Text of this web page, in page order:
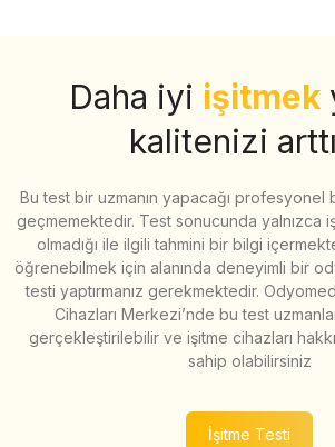
Daha iyi işitmek
kalitenizi
Bu test bir uzmanın yapacağı profesyonel
geçmemektedir. Test sonucunda yalnızca
olmadığı ile ilgili tahmini bir bilgi
öğrenebilmek için alanında deneyimli bir
testi yaptırmanız gerekmektedir.
Cihazları Merkezi’nde bu test
gerçekleştirilebilir ve işitme cihazları
sahip olabilirsiniz
İşitme Testi